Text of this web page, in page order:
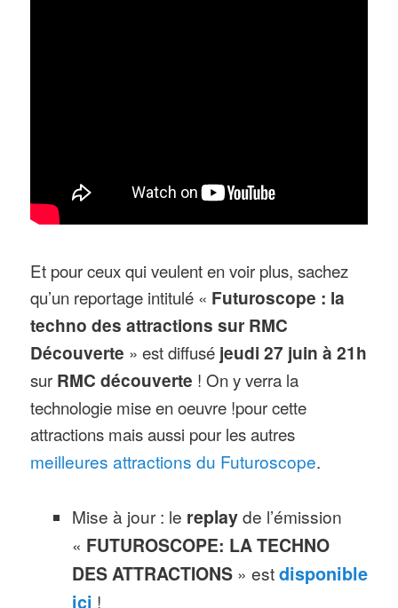
Et pour ceux qui veulent en voir plus, sachez
qu’un reportage intitulé « Futuroscope : la
techno des attractions sur RMC
Découverte » est diffusé jeudi 27 juin à 21h
sur RMC découverte ! On y verra la
technologie mise en oeuvre !pour cette
attractions mais aussi pour les autres
meilleures attractions du Futuroscope.
Mise à jour : le replayde l’émission
« FUTUROSCOPE: LA TECHNO
DES ATTRACTIONS» estdisponible
ici !